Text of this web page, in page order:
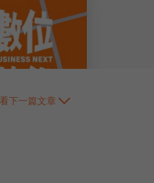
下一篇文章